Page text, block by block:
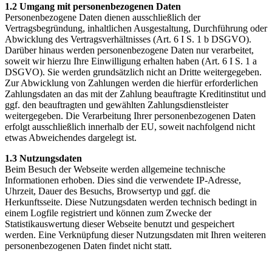
1.2 Umgang mit personenbezogenen Daten
Personenbezogene Daten dienen ausschließlich der
Vertragsbegründung, inhaltlichen Ausgestaltung, Durchführung oder
Abwicklung des Vertragsverhältnisses (Art. 6 I S. 1 b DSGVO).
Darüber hinaus werden personenbezogene Daten nur verarbeitet,
soweit wir hierzu Ihre Einwilligung erhalten haben (Art. 6 I S. 1 a
DSGVO). Sie werden grundsätzlich nicht an Dritte weitergegeben.
Zur Abwicklung von Zahlungen werden die hierfür erforderlichen
Zahlungsdaten an das mit der Zahlung beauftragte Kreditinstitut und
ggf. den beauftragten und gewählten Zahlungsdienstleister
weitergegeben. Die Verarbeitung Ihrer personenbezogenen Daten
erfolgt ausschließlich innerhalb der EU, soweit nachfolgend nicht
etwas Abweichendes dargelegt ist.
1.3 Nutzungsdaten
Beim Besuch der Webseite werden allgemeine technische
Informationen erhoben. Dies sind die verwendete IP-Adresse,
Uhrzeit, Dauer des Besuchs, Browsertyp und ggf. die
Herkunftsseite. Diese Nutzungsdaten werden technisch bedingt in
einem Logfile registriert und können zum Zwecke der
Statistikauswertung dieser Webseite benutzt und gespeichert
werden. Eine Verknüpfung dieser Nutzungsdaten mit Ihren weiteren
personenbezogenen Daten findet nicht statt.